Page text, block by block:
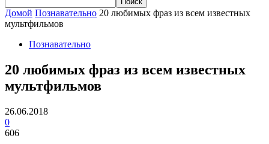
Домой Познавательно 20 любимых фраз из всем известных
мультфильмов
Познавательно
20 любимых фраз из всем известных
мультфильмов
26.06.2018
0
606